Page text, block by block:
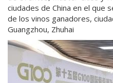
ciudades de China en el que
de los vinos ganadores,
Guangzhou, Zhuhai